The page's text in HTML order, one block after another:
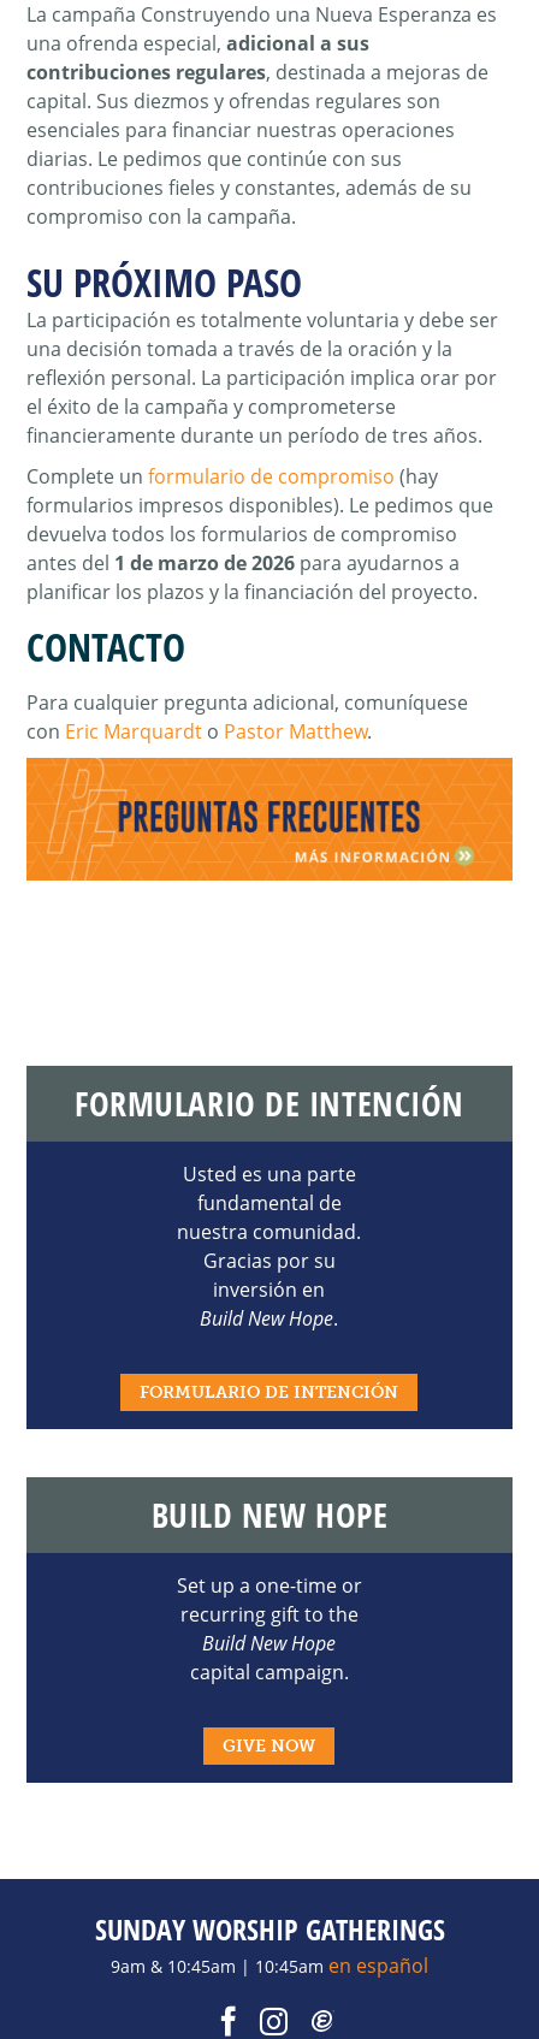
La campaña Construyendo una Nueva Esperanza es
una ofrenda especial,adicional a sus
contribuciones regulares, destinada a mejoras de
capital. Sus diezmos y ofrendas regulares son
esenciales para financiar nuestras operaciones
diarias. Le pedimos que continúe con sus
contribuciones fieles y constantes, además de su
compromiso con la campaña.
SU PRÓXIMO PASO
La participación es totalmente voluntaria y debe ser
una decisión tomada a través de la oración y la
reflexión personal. La participación implica orar por
el éxito de la campaña y comprometerse
financieramente durante un período de tres años.
Complete unformulario de compromiso (hay
formularios impresos disponibles). Le pedimos que
devuelva todos los formularios de compromiso
antes del 1 de marzo de 2026 para ayudarnos a
planificar los plazos y la financiación del proyecto.
CONTACTO
Para cualquier pregunta adicional, comuníquese
con Eric Marquardt o Pastor Matthew.
FORMULARIO DE INTENCIÓN
Usted es una parte
fundamental de
nuestra comunidad.
Gracias por su
inversión en
Build New Hope.
FORMULARIO DE INTENCIÓN
BUILD NEW HOPE
Set up a one-time or
recurring gift to the
Build New Hope
capital campaign.
GIVE NOW
SUNDAY WORSHIP GATHERINGS
9am & 10:45am | 10:45am en español